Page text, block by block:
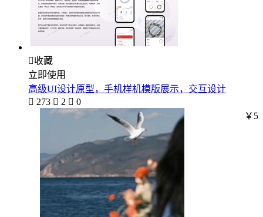
收藏
立即使用
高级UI设计原型，手机样机模版展示，交互设计
 273  2  0
￥5